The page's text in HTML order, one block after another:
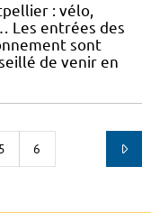
: vélo,
Les entrées des
sont
de venir en
5 6